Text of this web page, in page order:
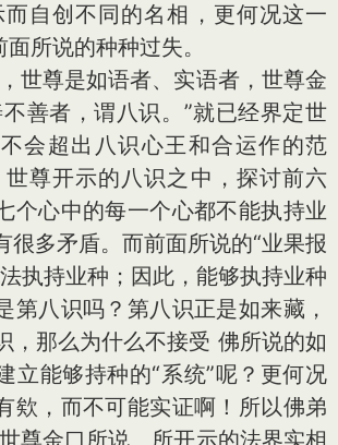
自创不同的名相，更何况这一
所说的种种过失。
如语者、实语者，世尊金
善者，谓八识。”就已经界定世
会超出八识心王和合运作的范
尊开示的八识之中，探讨前六
个心中的每一个心都不能执持业
很多矛盾。而前面所说的“业果报
执持业种；因此，能够执持业种
第八识吗？第八识正是如来藏，
，那么为什么不接受 佛所说的如
立能够持种的“系统”呢？更何况
欸，而不可能实证啊！所以佛弟
尊金口所说、所开示的法界实相